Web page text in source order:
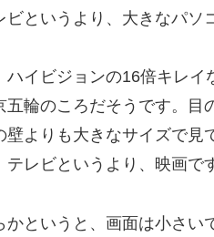
というより、大きなパソ
ハイビジョンの16倍キレ
輪のころだそうです。目
よりも大きなサイズで見
レビというより、映画で
かというと、画面は小さ